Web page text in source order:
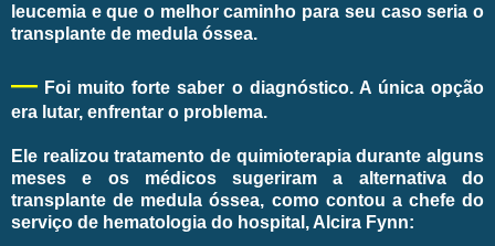
leucemia e que o melhor caminho para seu caso seria o
transplante de medula óssea.
— Foi muito forte saber o diagnóstico. A única opção
era lutar, enfrentar o problema.
Ele realizou tratamento de quimioterapia durante alguns
meses e os médicos sugeriram a alternativa do
transplante de medula óssea, como contou a chefe do
serviço de hematologia do hospital, Alcira Fynn: